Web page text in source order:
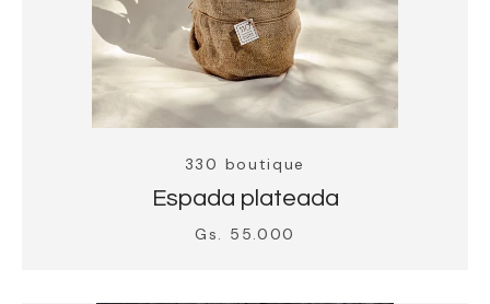
330 boutique
Espada plateada
Gs. 55.000